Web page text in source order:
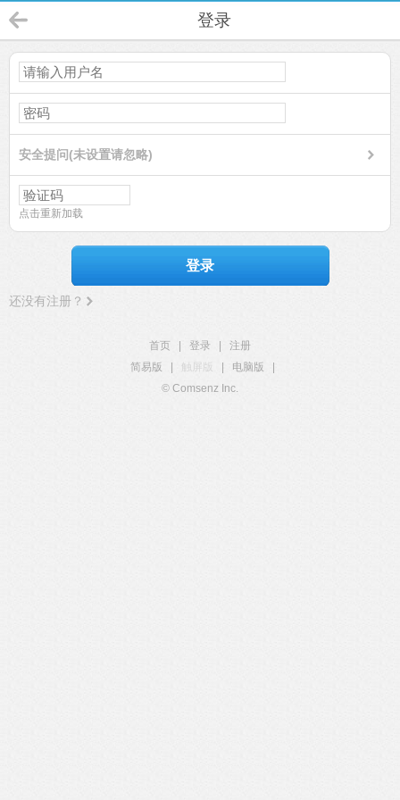
登录
安全提问(未设置请忽略)
点击重新加载
登录
还没有注册？
首页 登录
注册
简易版
触屏版 电脑版
© Comsenz Inc.